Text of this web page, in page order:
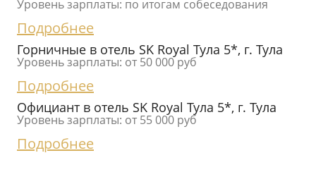
Уровень зарплаты: по итогам собеседования
Подробнее
Горничные в отель SK Royal Тула 5*, г. Тула
Уровень зарплаты: от 50 000 руб
Подробнее
Официант в отель SK Royal Тула 5*, г. Тула
Уровень зарплаты: от 55 000 руб
Подробнее